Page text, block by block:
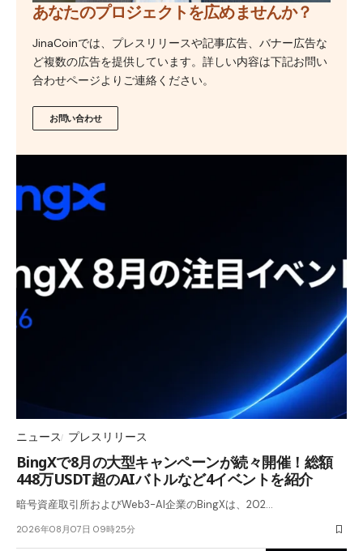
あなたのプロジェクトを広めませんか？
JinaCoinでは、プレスリリースや記事広告、バナー広告な
ど複数の広告を提供しています。詳しい内容は下記お問い
合わせページよりご連絡ください。
お問い合わせ
ニュース プレスリリース
BingXで8月の大型キャンペーンが続々開催！総額
448万USDT超のAIバトルなど4イベントを紹介
暗号資産取引所およびWeb3-AI企業のBingXは、202…
2026年08月07日 09時25分